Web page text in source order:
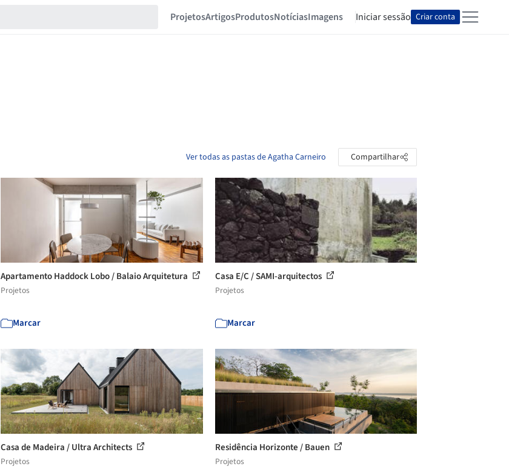
ProjetosArtigosProdutosNotíciasImagens Iniciar sessão Criar conta
Ver todas as pastas de Agatha Carneiro Compartilhar
Apartamento Haddock Lobo / Balaio Arquitetura
Projetos
Marcar
Casa E/C / SAMI-arquitectos
Projetos
Marcar
Casa de Madeira / Ultra Architects
Projetos
Residência Horizonte / Bauen
Projetos